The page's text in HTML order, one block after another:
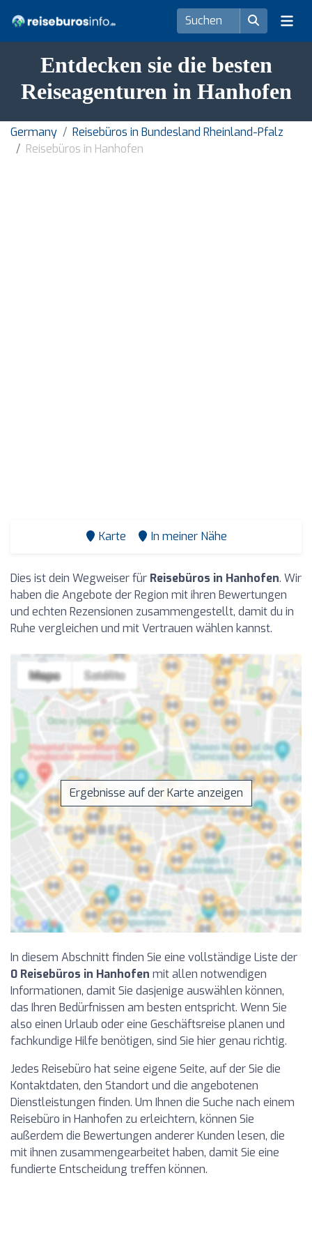
Entdecken sie die besten
Reiseagenturen in Hanhofen
Germany
Reisebüros in Bundesland Rheinland-Pfalz
Reisebüros in Hanhofen
Karte In meiner Nähe
Dies ist dein Wegweiser für Reisebüros in Hanhofen. Wir
haben die Angebote der Region mit ihren Bewertungen
und echten Rezensionen zusammengestellt, damit du in
Ruhe vergleichen und mit Vertrauen wählen kannst.
Ergebnisse auf der Karte anzeigen
In diesem Abschnitt finden Sie eine vollständige Liste der
0 Reisebüros in Hanhofen mit allen notwendigen
Informationen, damit Sie dasjenige auswählen können,
das Ihren Bedürfnissen am besten entspricht. Wenn Sie
also einen Urlaub oder eine Geschäftsreise planen und
fachkundige Hilfe benötigen, sind Sie hier genau richtig.
Jedes Reisebüro hat seine eigene Seite, auf der Sie die
Kontaktdaten, den Standort und die angebotenen
Dienstleistungen finden. Um Ihnen die Suche nach einem
Reisebüro in Hanhofen zu erleichtern, können Sie
außerdem die Bewertungen anderer Kunden lesen, die
mit ihnen zusammengearbeitet haben, damit Sie eine
fundierte Entscheidung treffen können.